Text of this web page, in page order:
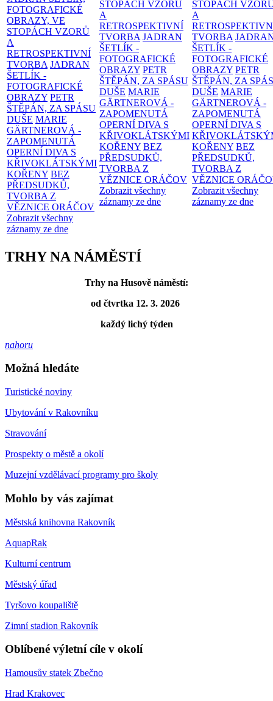
FOTOGRAFICKÉ
OBRAZY, VE
STOPÁCH VZORŮ
A
RETROSPEKTIVNÍ
TVORBA JADRAN
ŠETLÍK -
FOTOGRAFICKÉ
OBRAZY PETR
ŠTĚPÁN, ZA SPÁSU
DUŠE MARIE
GÄRTNEROVÁ -
ZAPOMENUTÁ
OPERNÍ DIVA S
KŘIVOKLÁTSKÝMI
KOŘENY BEZ
PŘEDSUDKŮ,
TVORBA Z
VĚZNICE ORÁČOV
Zobrazit všechny
záznamy ze dne
STOPÁCH VZORŮ
A
RETROSPEKTIVNÍ
TVORBA JADRAN
ŠETLÍK -
FOTOGRAFICKÉ
OBRAZY PETR
ŠTĚPÁN, ZA SPÁSU
DUŠE MARIE
GÄRTNEROVÁ -
ZAPOMENUTÁ
OPERNÍ DIVA S
KŘIVOKLÁTSKÝMI
KOŘENY BEZ
PŘEDSUDKŮ,
TVORBA Z
VĚZNICE ORÁČOV
Zobrazit všechny
záznamy ze dne
STOPÁCH
A
TVORBA
ŠETLÍK -
FOTOGRAFICKÉ
OBRAZY PETR
ŠTĚPÁN, ZA
DUŠE MARIE
GÄRTNEROVÁ -
ZAPOMENUTÁ
OPERNÍ DIVA S
KOŘENY BEZ
PŘEDSUDKŮ,
TVORBA Z
VĚZNICE
Zobrazit všechny
záznamy ze dne
TRHY NA NÁMĚSTÍ
Trhy na Husově náměstí:
od čtvrtka 12. 3. 2026
každý lichý týden
nahoru
Možná hledáte
Turistické noviny
Ubytování v Rakovníku
Stravování
Prospekty o městě a okolí
Muzejní vzdělávací programy pro školy
Mohlo by vás zajímat
Městská knihovna Rakovník
AquapRak
Kulturní centrum
Městský úřad
Tyršovo koupaliště
Zimní stadion Rakovník
Oblíbené výletní cíle v okolí
Hamousův statek Zbečno
Hrad Krakovec